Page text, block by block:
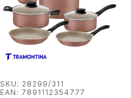
SKU: 28299/311
EAN: 7891112354777